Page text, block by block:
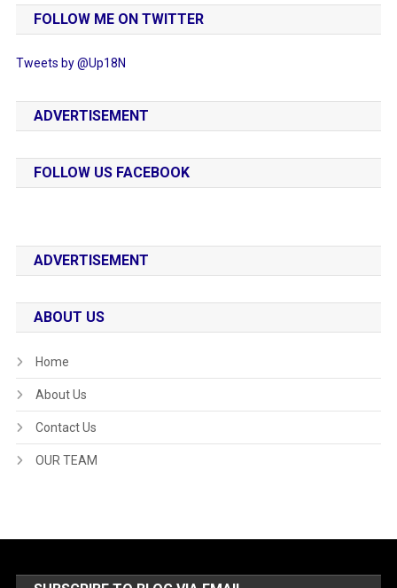
FOLLOW ME ON TWITTER
Tweets by @Up18N
ADVERTISEMENT
FOLLOW US FACEBOOK
ADVERTISEMENT
ABOUT US
Home
About Us
Contact Us
OUR TEAM